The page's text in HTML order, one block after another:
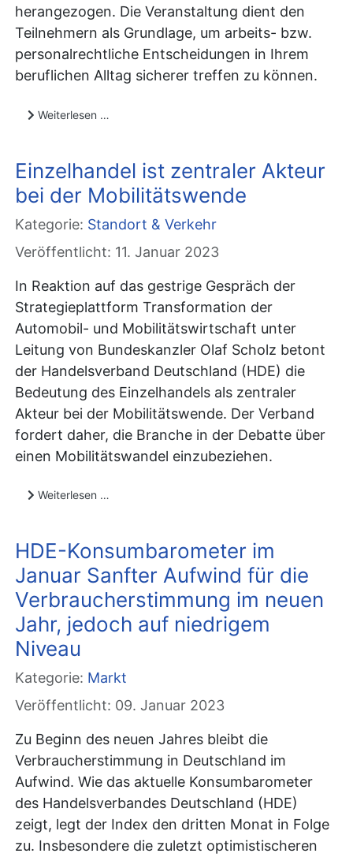
herangezogen. Die Veranstaltung dient den
Teilnehmern als Grundlage, um arbeits- bzw.
personalrechtliche Entscheidungen in Ihrem
beruflichen Alltag sicherer treffen zu können.
Weiterlesen …
Einzelhandel ist zentraler Akteur
bei der Mobilitätswende
Kategorie: Standort & Verkehr
Veröffentlicht: 11. Januar 2023
In Reaktion auf das gestrige Gespräch der
Strategieplattform Transformation der
Automobil- und Mobilitätswirtschaft unter
Leitung von Bundeskanzler Olaf Scholz betont
der Handelsverband Deutschland (HDE) die
Bedeutung des Einzelhandels als zentraler
Akteur bei der Mobilitätswende. Der Verband
fordert daher, die Branche in der Debatte über
einen Mobilitätswandel einzubeziehen.
Weiterlesen …
HDE-Konsumbarometer im
Januar Sanfter Aufwind für die
Verbraucherstimmung im neuen
Jahr, jedoch auf niedrigem
Niveau
Kategorie: Markt
Veröffentlicht: 09. Januar 2023
Zu Beginn des neuen Jahres bleibt die
Verbraucherstimmung in Deutschland im
Aufwind. Wie das aktuelle Konsumbarometer
des Handelsverbandes Deutschland (HDE)
zeigt, legt der Index den dritten Monat in Folge
zu. Insbesondere die zuletzt optimistischeren